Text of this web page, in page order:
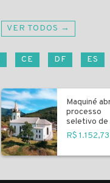
VER TODOS →
CE DF ES
Maquiné
processo
seletivo de
R$ 1.152,73